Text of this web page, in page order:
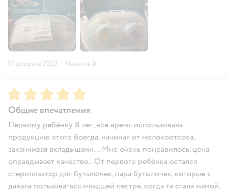
17 февраля 2023 · Наталия Б.
Рейтинг:5
Общие впечатления
Первому ребёнку 8 лет, все время использовала
продукцию этого боегда, начиная от молокоотсоса,
заканчивая вкладышами... Мне очень понравилось, цена
оправдывает качество.. От первого ребёнка остался
стерилизатор для бутылочек, пара бутылочек, которые я
давала пользоваться младшей сестре, когда та стала мамой,